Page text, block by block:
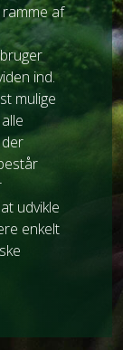
af
ind.
mulige
udvikle
enkelt